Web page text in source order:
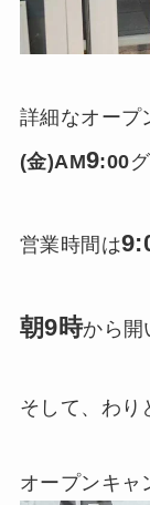
詳細なオープ
(金)AM9:00
営業時間は
朝9時から開
そして、わり
オープンキャ